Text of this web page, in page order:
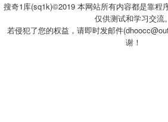
搜奇1库(sq1k)©2019 本网站所有内容都是靠程
仅供测试和学习交流。
若侵犯了您的权益，请即时发邮件
谢！